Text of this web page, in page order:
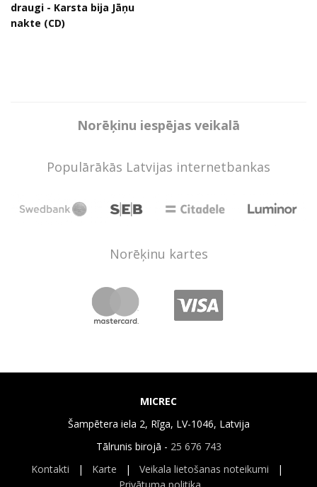
draugi - Karsta bija Jāņu
nakte (CD)
Norēķinu iespējas veikalā
Populārākās Latvijas internetbankas
Norēķinu kartes
MICREC
Šampētera iela 2, Rīga, LV-1046, Latvija
Tālrunis birojā - 25 676 743
Kontakti | Karte | Veikala lietošanas noteikumi |